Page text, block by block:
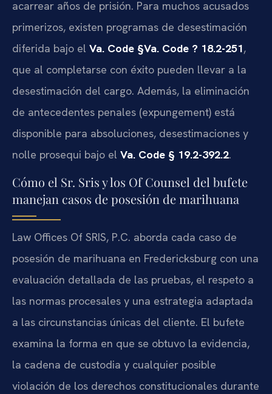
acarrear años de prisión. Para muchos acusados
primerizos, existen programas de desestimación
diferida bajo el Va. Code §Va. Code ? 18.2-251,
que al completarse con éxito pueden llevar a la
desestimación del cargo. Además, la eliminación
de antecedentes penales (expungement) está
disponible para absoluciones, desestimaciones y
nolle prosequi bajo el Va. Code § 19.2-392.2.
Cómo el Sr. Sris y los Of Counsel del bufete
manejan casos de posesión de marihuana
Law Offices Of SRIS, P.C. aborda cada caso de
posesión de marihuana en Fredericksburg con una
evaluación detallada de las pruebas, el respeto a
las normas procesales y una estrategia adaptada
a las circunstancias únicas del cliente. El bufete
examina la forma en que se obtuvo la evidencia,
la cadena de custodia y cualquier posible
violación de los derechos constitucionales durante